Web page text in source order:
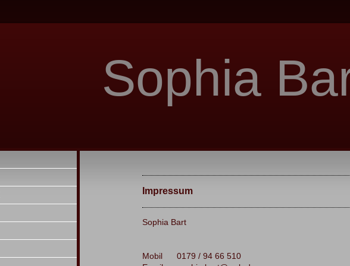
Sophia
Impressum
Sophia Bart
Mobil 0179 / 94 66 510